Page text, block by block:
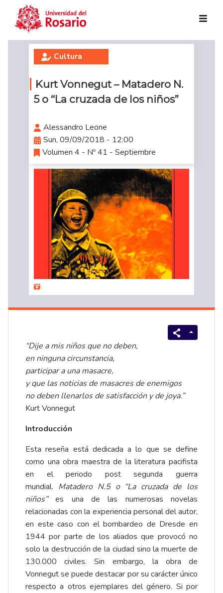
Skip to main content
Cultura
Kurt Vonnegut – Matadero N.
5 o “La cruzada de los niños”
Alessandro Leone
Sun, 09/09/2018 - 12:00
Volumen 4 - Nº 41 - Septiembre
“Dije a mis niños que no deben,
en ninguna circunstancia,
participar a una masacre,
y que las noticias de masacres de enemigos
no deben llenarlos de satisfacción y de joya.”
Kurt Vonnegut
Introducción
Esta reseña está dedicada a lo que se define
como una obra maestra de la literatura pacifista
en el periodo post segunda guerra
mundial. Matadero N.5 o “La cruzada de los
niños”es una de las numerosas novelas
relacionadas con la experiencia personal del autor,
en este caso con el bombardeo de Dresde en
1944 por parte de los aliados que provocó no
solo la destrucción de la ciudad sino la muerte de
130.000 civiles. Sin embargo, la obra de
Vonnegut se puede destacar por su carácter único
respecto a otros ejemplares del género. Si por